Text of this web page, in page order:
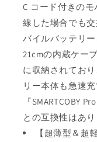
イ
プ
C
30W
10000mAh
量
小
型
薄
イ
プ
C
軽
量
小
型
薄
C コード付きの
線した場合でも
バイルバッテリ
21cmの内蔵ケー
に収納されてお
リー本体も急速
『SMARTCOBY
との互換性はあり
【超薄型＆超